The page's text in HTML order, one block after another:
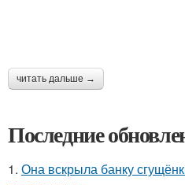
читать дальше →
Последние
1. Она вскрыла банку